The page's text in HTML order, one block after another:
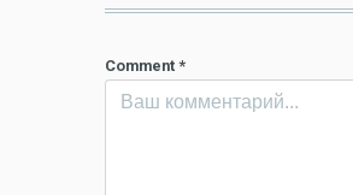
Comment *